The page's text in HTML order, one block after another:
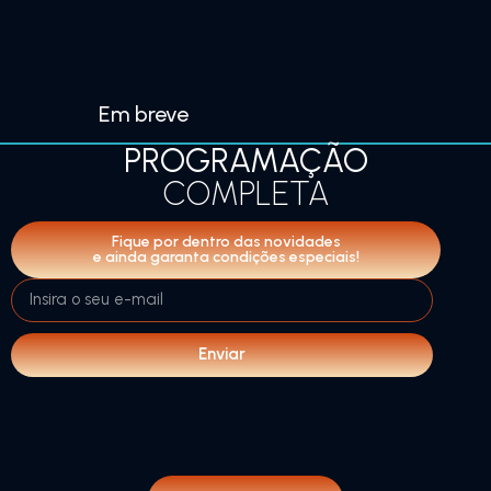
Em breve
PROGRAMAÇÃO
COMPLETA
Fique por dentro das novidades
e ainda garanta condições especiais!
Enviar